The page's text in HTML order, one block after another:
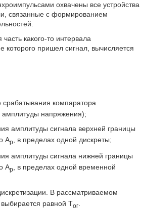
охвачены все устройства
связанные с формированием
какого-то интервала
которого пришел сигнал, вычисляется
срабатывания компаратора
напряжения);
амплитуды сигнала верхней границы
Ар
, в пределах одной дискреты;
амплитуды сигнала нижней границы
Ар
, в пределах одной временной
В рассматриваемом
выбирается равной Тог.